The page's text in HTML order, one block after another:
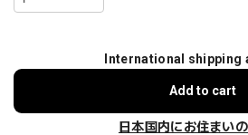
International shipping
Add to cart
日本国内にお住まい